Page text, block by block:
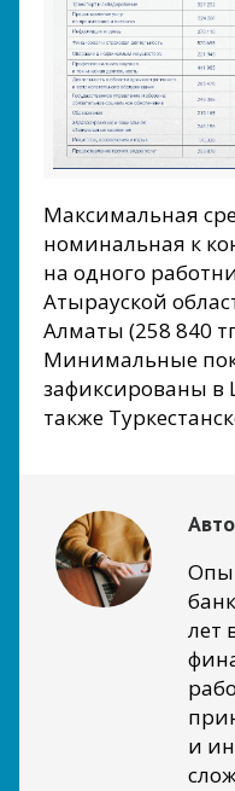
Максимальная
номинальная к
на одного
Атырауской
Алматы (258 840
Минимальные
зафиксированы в
также
лет
и